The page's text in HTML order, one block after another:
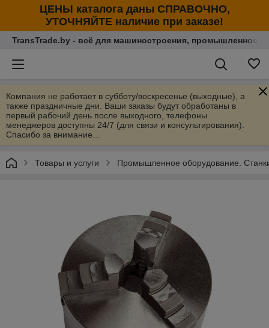
ЦЕНЫ каталога даны СПРАВОЧНО,
УТОЧНЯЙТЕ наличие при заказе!
TransTrade.by - всё для машиностроения,
Компания не работает в субботу/воскресенье (выходные), а
также праздничные дни. Ваши заказы будут обработаны в
первый рабочий день после выходного, телефоны
менеджеров доступны 24/7 (для связи и консультирования).
Спасибо за внимание...
Товары и услуги Промышленное оборудование.